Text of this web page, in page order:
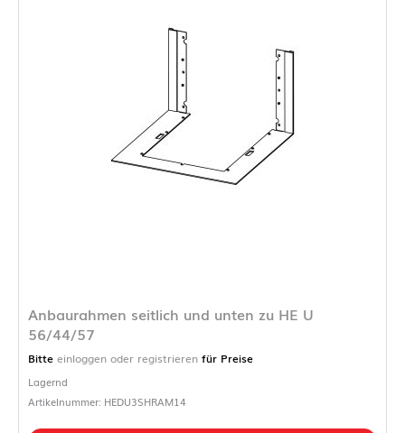
Anbaurahmen seitlich und unten zu HE U
56/44/57
Bitte einloggen oder registrieren für Preise
Lagernd
Artikelnummer: HEDU3SHRAM14